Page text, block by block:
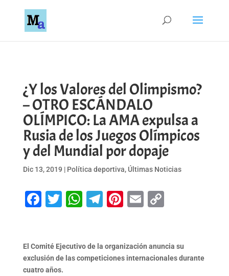
¿Y los Valores del Olimpismo?
– OTRO ESCÁNDALO
OLÍMPICO: La AMA expulsa a
Rusia de los Juegos Olímpicos
y del Mundial por dopaje
Dic 13, 2019 | Política deportiva, Últimas Noticias
Facebook
Twitter
WhatsApp
Telegram
Pinterest
EmailCopy
El Comité Ejecutivo de la organización anuncia su
exclusión de las competiciones internacionales durante
cuatro años.